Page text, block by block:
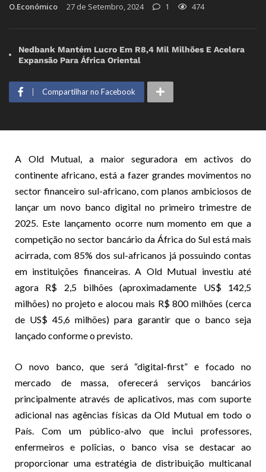
O.Económico 27 de Setembro, 2024 1 474
Nedbank Mantém Lucro Em R8,4 Mil Milhões E Acelera
Expansão Para África Oriental
Compartilhar no Facebook
A Old Mutual, a maior seguradora em activos do
continente africano, está a fazer grandes movimentos no
sector financeiro sul-africano, com planos ambiciosos de
lançar um novo banco digital no primeiro trimestre de
2025. Este lançamento ocorre num momento em que a
competição no sector bancário da África do Sul está mais
acirrada, com 85% dos sul-africanos já possuindo contas
em instituições financeiras. A Old Mutual investiu até
agora R$ 2,5 bilhões (aproximadamente US$ 142,5
milhões) no projeto e alocou mais R$ 800 milhões (cerca
de US$ 45,6 milhões) para garantir que o banco seja
lançado conforme o previsto.
O novo banco, que será “digital-first” e focado no
mercado de massa, oferecerá serviços bancários
principalmente através de aplicativos, mas com suporte
adicional nas agências físicas da Old Mutual em todo o
País. Com um público-alvo que inclui professores,
enfermeiros e polîcias, o banco visa se destacar ao
proporcionar uma estratégia de distribuição multicanal